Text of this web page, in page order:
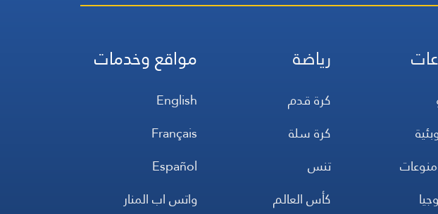
رياضة
كرة قدم
كرة سلة
تنس
كأس العالم
مواقع وخدمات
English
Français
Español
واتس اب المنار